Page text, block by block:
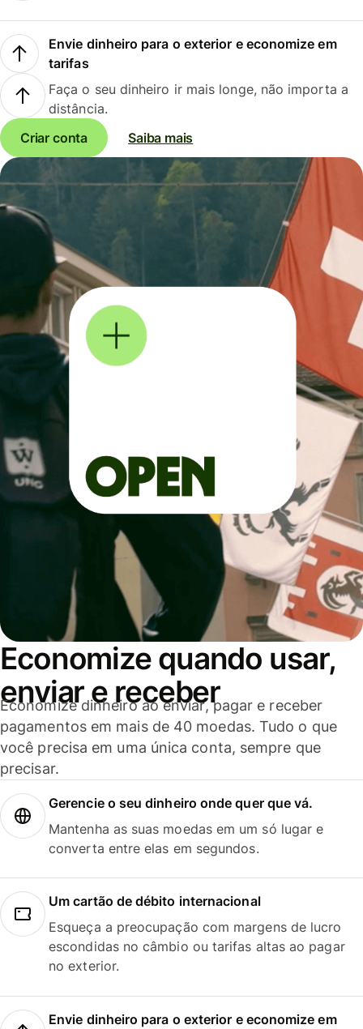
Envie dinheiro para o exterior e economize em
tarifas
Faça o seu dinheiro ir mais longe, não importa a
distância.
Criar conta
Saiba mais
Economize quando usar,
enviar e receber
Economize dinheiro ao enviar, pagar e receber
pagamentos em mais de 40 moedas. Tudo o que
você precisa em uma única conta, sempre que
precisar.
Gerencie o seu dinheiro onde quer que vá.
Mantenha as suas moedas em um só lugar e
converta entre elas em segundos.
Um cartão de débito internacional
Esqueça a preocupação com margens de lucro
escondidas no câmbio ou tarifas altas ao pagar
no exterior.
Envie dinheiro para o exterior e economize em